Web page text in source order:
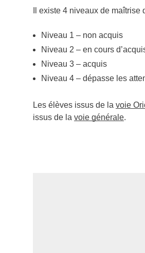
Il existe 4 niveaux de maîtrise
Niveau 1 – non acquis
Niveau 2 – en cours
Niveau 3 – acquis
Niveau 4 – dépasse les
Les élèves issus de la voie
issus de la voie générale.